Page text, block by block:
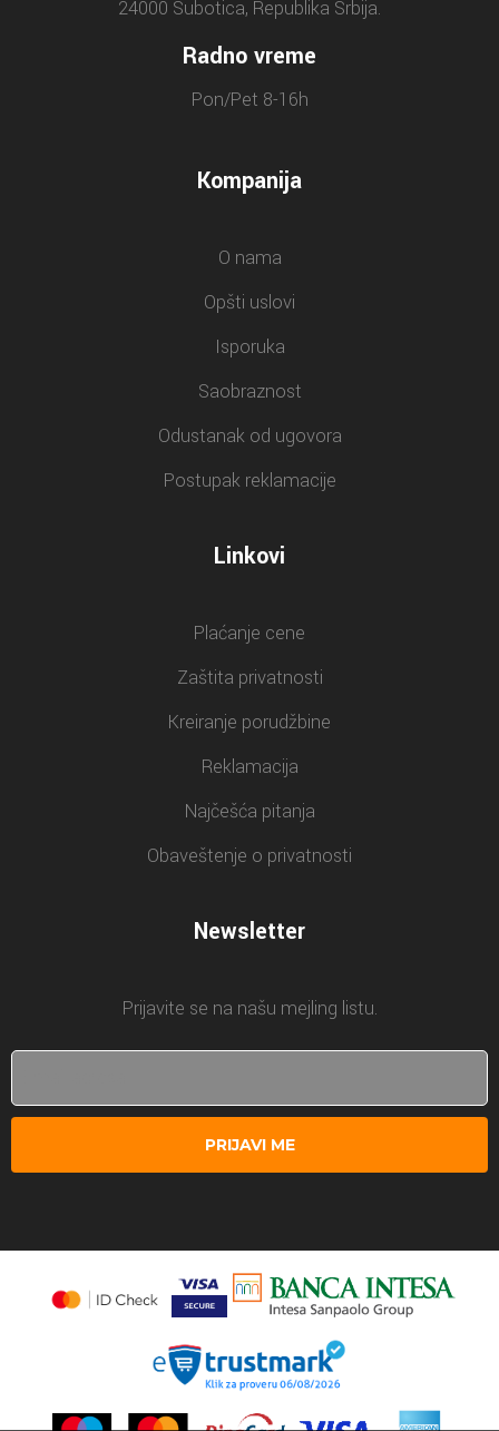
24000 Subotica, Republika Srbija.
Radno vreme
Pon/Pet 8-16h
Kompanija
O nama
Opšti uslovi
Isporuka
Saobraznost
Odustanak od ugovora
Postupak reklamacije
Linkovi
Plaćanje cene
Zaštita privatnosti
Kreiranje porudžbine
Reklamacija
Najčešća pitanja
Obaveštenje o privatnosti
Newsletter
Prijavite se na našu mejling listu.
PRIJAVI ME